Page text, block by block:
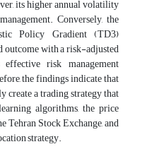
its higher annual volatility
Conversely, the
Policy Gradient (TD3)
outcome with a risk-adjusted
risk management
the findings indicate that
create a trading strategy that
algorithms, the price
Tehran Stock Exchange, and
strategy.